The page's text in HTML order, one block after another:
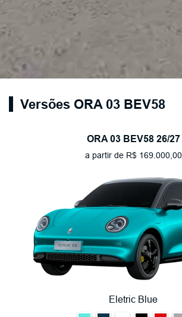
Versões ORA 03 BEV58
ORA 03 BEV58 26/27
a partir de R$ 169.000,00
Eletric Blue